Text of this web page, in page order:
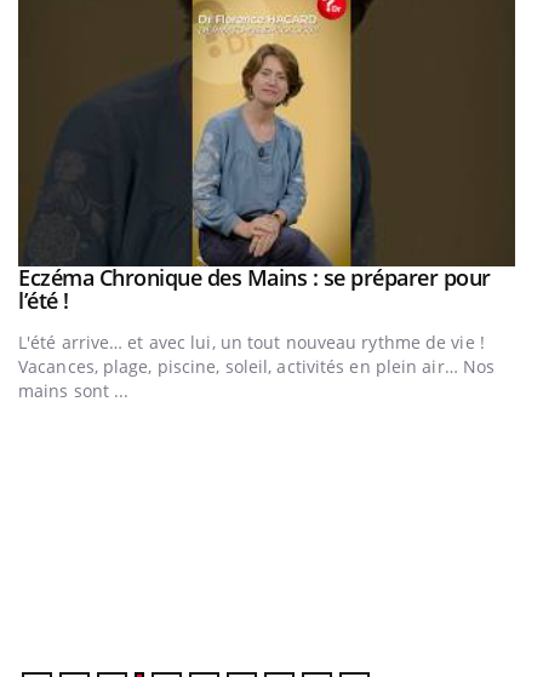
Youtube
Eczéma Chronique des Mains : se préparer pour
l’été !Youtube
L'été arrive… et avec lui, un tout nouveau rythme de vie !
Vacances, plage, piscine, soleil, activités en plein air… Nos
mains sont ...